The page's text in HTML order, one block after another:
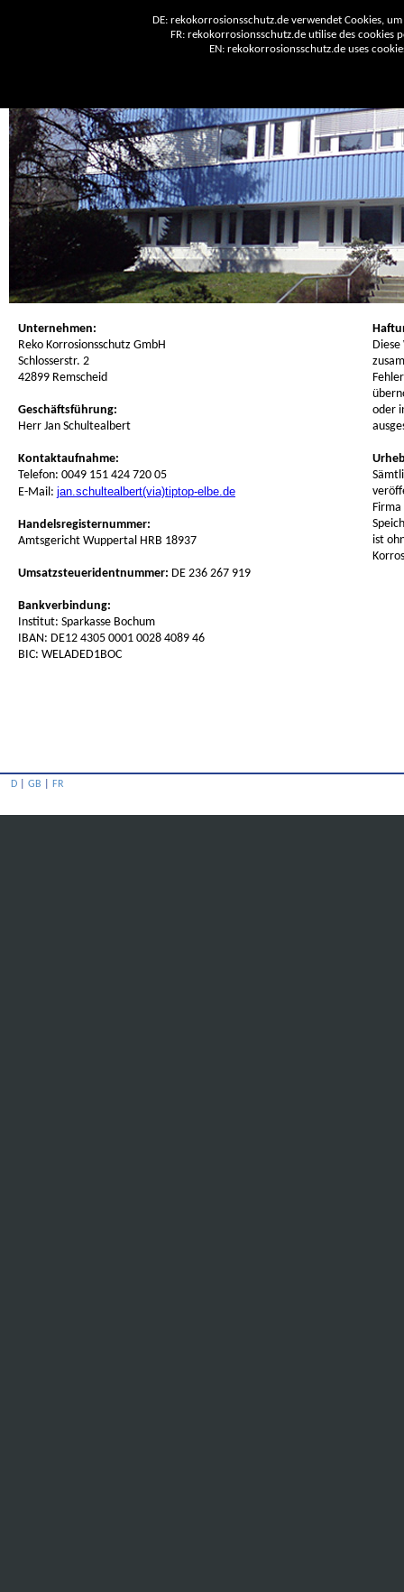
Unternehmen:
Reko Korrosionsschutz GmbH
Schlosserstr. 2
42899 Remscheid
Geschäftsführung:
Herr Jan Schultealbert
Kontaktaufnahme:
Telefon: 0049 151 424 720 05
E-Mail: jan.schultealbert(via)tiptop-elbe.de
Handelsregisternummer:
Amtsgericht Wuppertal HRB 18937
Umsatzsteueridentnummer: DE 236 267 919
Bankverbindung:
Institut: Sparkasse Bochum
IBAN: DE12 4305 0001 0028 4089 46
BIC: WELADED1BOC
oder
ist
D GB FR
DE: rekokorrosionsschutz.de verwendet Cookies,
FR: rekokorrosionsschutz.de utilise des cookies
EN: rekokorrosionsschutz.de uses